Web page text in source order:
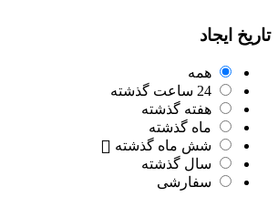
تاریخ ایجاد
همه
24 ساعت گذشته
هفته گذشته
ماه گذشته
شش ماه گذشته
سال گذشته
سفارشی